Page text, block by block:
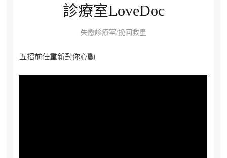
診療室LoveDoc
失戀診療室/挽回救星
五招前任重新對你心動